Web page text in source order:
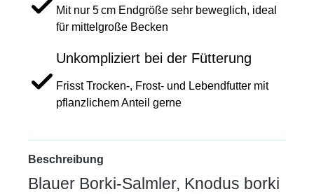
Mit nur 5 cm Endgröße sehr beweglich, ideal
für mittelgroße Becken
Unkompliziert bei der Fütterung
Frisst Trocken-, Frost- und Lebendfutter mit
pflanzlichem Anteil gerne
Beschreibung
Blauer Borki-Salmler, Knodus borki